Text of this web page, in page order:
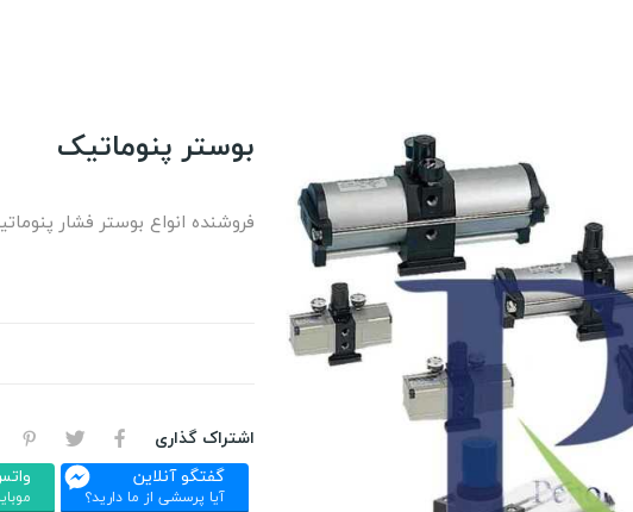
بوستر پنوماتیک
فروشنده انواع بوستر فشار
اشتراک گذاری
گفتگو آنلاین
آیا پرسشی از ما دارید؟ موبایل :